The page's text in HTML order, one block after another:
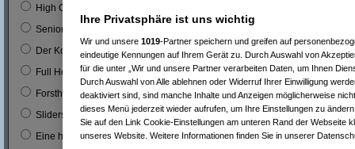
High Chaparal
Seniorenclub
Der Kopfgeldjäger (mit Steve McQueen)
Full House (mitn Joe Bologna) 0
Forsthaus Falkenau 0
Sliders 1 0 %
Eine himmlische Familie 1 0 %
Ihre Privatsphäre ist uns wichtig
Wir und unsere 1019-Partner speichern und greifen auf
eindeutige Kennungen auf Ihrem Gerät zu. Durch Auswahl von
für die unter „Wir und unsere Partner verarbeiten Daten, um Ihnen
Durch Auswahl von Alle ablehnen oder Widerruf Ihrer Einwilligung
deaktiviert sind, sind manche Inhalte und Anzeigen möglicherweise
dieses Menü jederzeit wieder aufrufen, um Ihre Einstellungen zu
Sie auf den Link Cookie-Einstellungen am unteren Rand der Webseite
unseres Website. Weitere Informationen finden Sie in unserer